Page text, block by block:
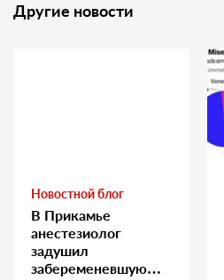
Другие новости
Новостной блог
В Прикамье
анестезиолог
задушил
забеременевшую